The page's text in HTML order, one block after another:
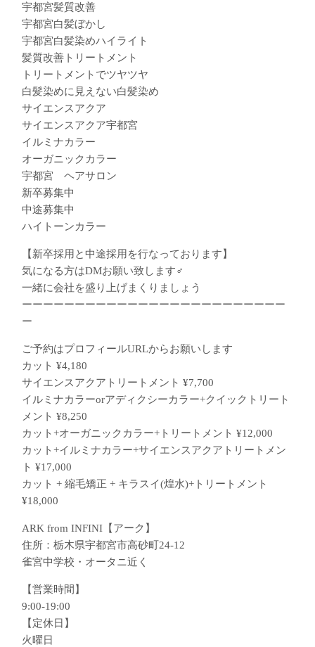
宇都宮髪質改善
宇都宮白髪ぼかし
宇都宮白髪染めハイライト
髪質改善トリートメント
トリートメントでツヤツヤ
白髪染めに見えない白髪染め
サイエンスアクア
サイエンスアクア宇都宮
イルミナカラー
オーガニックカラー
宇都宮 ヘアサロン
新卒募集中
中途募集中
ハイトーンカラー
【新卒採用と中途採用を行なっております】
気になる方はDMお願い致します‍♂️
一緒に会社を盛り上げまくりましょう
ーーーーーーーーーーーーーーーーーーーーーーーーー
ー
ご予約はプロフィールURLからお願いします
カット ¥4,180
サイエンスアクアトリートメント ¥7,700
イルミナカラーorアディクシーカラー+クイックトリート
メント ¥8,250
カット+オーガニックカラー+トリートメント ¥12,000
カット+イルミナカラー+サイエンスアクアトリートメン
ト ¥17,000
カット + 縮毛矯正 + キラスイ(煌水)+トリートメント
¥18,000
ARK from INFINI【アーク】
住所：栃木県宇都宮市高砂町24-12
雀宮中学校・オータニ近く
【営業時間】
9:00-19:00
【定休日】
火曜日